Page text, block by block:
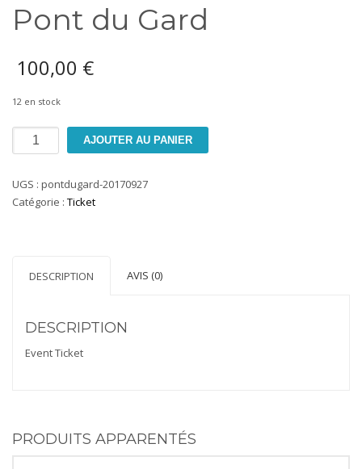
Pont du Gard
100,00 €
12 en stock
quantité
de
du
Gard
AJOUTER AU PANIER
UGS : pontdugard-20170927
Catégorie : Ticket
DESCRIPTION AVIS (0)
DESCRIPTION
Event Ticket
PRODUITS APPARENTÉS